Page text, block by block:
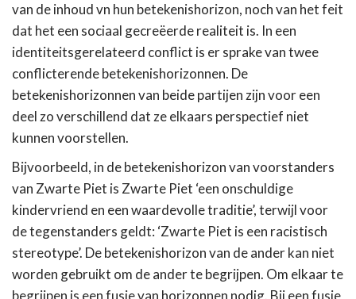
van de inhoud vn hun betekenishorizon, noch van het feit
dat het een sociaal gecreëerde realiteit is. In een
identiteitsgerelateerd conflict is er sprake van twee
conflicterende betekenishorizonnen. De
betekenishorizonnen van beide partijen zijn voor een
deel zo verschillend dat ze elkaars perspectief niet
kunnen voorstellen.
Bijvoorbeeld, in de betekenishorizon van voorstanders
van Zwarte Piet is Zwarte Piet ‘een onschuldige
kindervriend en een waardevolle traditie’, terwijl voor
de tegenstanders geldt: ‘Zwarte Piet is een racistisch
stereotype’. De betekenishorizon van de ander kan niet
worden gebruikt om de ander te begrijpen. Om elkaar te
begrijpen is een fusie van horizonnen nodig. Bij een fusie